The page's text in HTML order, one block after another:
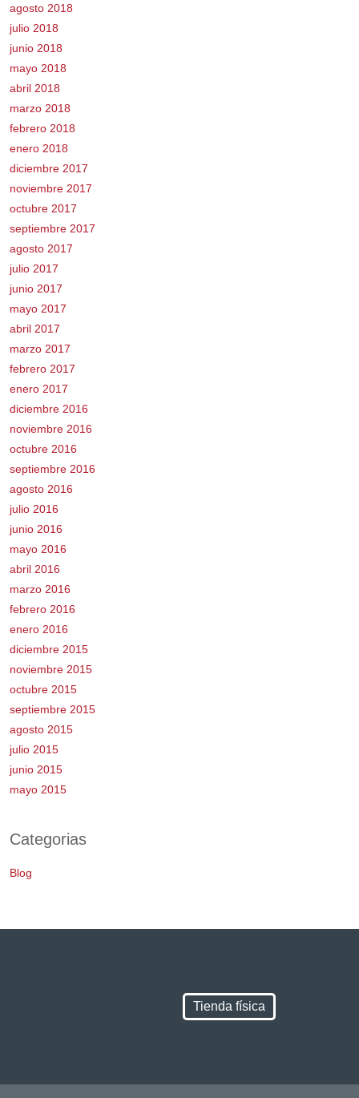
agosto 2018
julio 2018
junio 2018
mayo 2018
abril 2018
marzo 2018
febrero 2018
enero 2018
diciembre 2017
noviembre 2017
octubre 2017
septiembre 2017
agosto 2017
julio 2017
junio 2017
mayo 2017
abril 2017
marzo 2017
febrero 2017
enero 2017
diciembre 2016
noviembre 2016
octubre 2016
septiembre 2016
agosto 2016
julio 2016
junio 2016
mayo 2016
abril 2016
marzo 2016
febrero 2016
enero 2016
diciembre 2015
noviembre 2015
octubre 2015
septiembre 2015
agosto 2015
julio 2015
junio 2015
mayo 2015
Categorias
Blog
Tienda física